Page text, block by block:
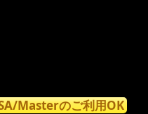
Masterのご利用OK